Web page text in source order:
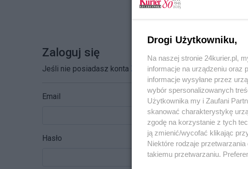
Zaloguj się
Jeśli nie posiadasz konta Zarejestruj się
Email
Hasło
Drogi Użytkowniku,
Na naszej stronie 24kurier.pl,
informacje na urządzeniu oraz
informacje wysyłane przez
wybór spersonalizowanych
Użytkownika my i Zaufani
skanować charakterystykę
zgodę na korzystanie z tych
ją zmienić/wycofać klikając
Niektóre rodzaje
takiemu przetwarzaniu.